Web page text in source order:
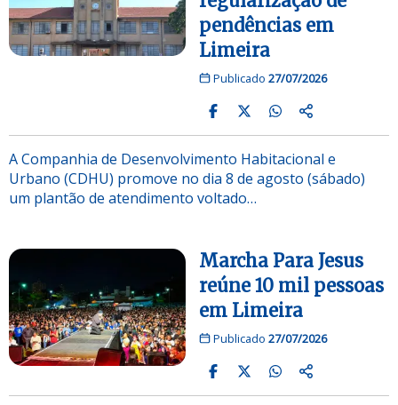
pendências em
Limeira
Publicado 27/07/2026
A Companhia de Desenvolvimento Habitacional e
Urbano (CDHU) promove no dia 8 de agosto (sábado)
um plantão de atendimento voltado…
Marcha Para Jesus
reúne 10 mil pessoas
em Limeira
Publicado 27/07/2026